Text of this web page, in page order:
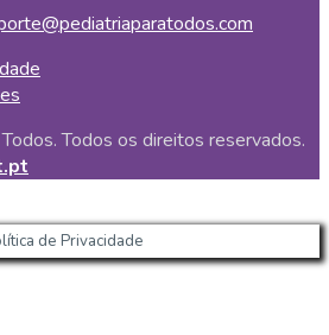
Todos os direitos reservados.
de Privacidade